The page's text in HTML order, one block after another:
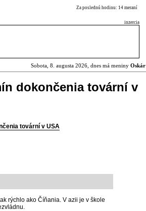
Za poslednú hodinu: 14 meraní
inzercia
Sobota, 8. augusta 2026, dnes má meniny Oskár
dokončenia tovární v
tovární v USA
rýchlo ako Číňania. V azii je v škole